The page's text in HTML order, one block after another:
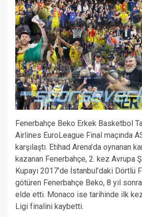
Fenerbahçe Beko Erkek Basketbol
Airlines EuroLeague Final maçında
karşılaştı. Etihad Arena’da oynanan
kazanan Fenerbahçe, 2. kez Avrupa
Kupayı 2017’de İstanbul’daki Dörtlü
götüren Fenerbahçe Beko, 8 yıl
elde etti. Monaco ise tarihinde ilk kez
Ligi finalini kaybetti.